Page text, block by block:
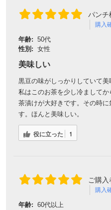
パンチ
購入
年齢: 50代
性別: 女性
美味しい
黒豆の味がしっかりしていて美
私はこのお茶を少し冷まして
茶漬けが大好きです。その時
す。ほんと美味しい。
役に立った 1
ご購入
購入
年齢: 60代以上